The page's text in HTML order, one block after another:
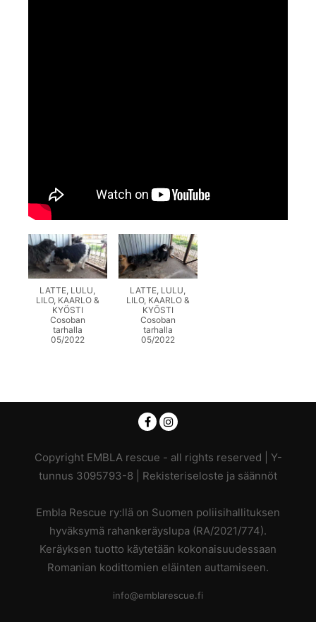
LATTE, LULU,
LILO, KAARLO &
KYÖSTI
Cosoban
tarhalla
05/2022
LATTE, LULU,
LILO, KAARLO &
KYÖSTI
Cosoban
tarhalla
05/2022
Copyright EMBLA rescue - all rights reserved | Y-
tunnus 3095793-8 | Rekisteriseloste ja säännöt
Embla Rescue ry:llä on Suomen poliisihallituksen
hyväksymä rahankeräyslupa (RA/2021/774).
Keräyksen tuotto käytetään kokonaisuudessaan
Romanian kodittomien eläinten auttamiseen.
info@emblarescue.fi